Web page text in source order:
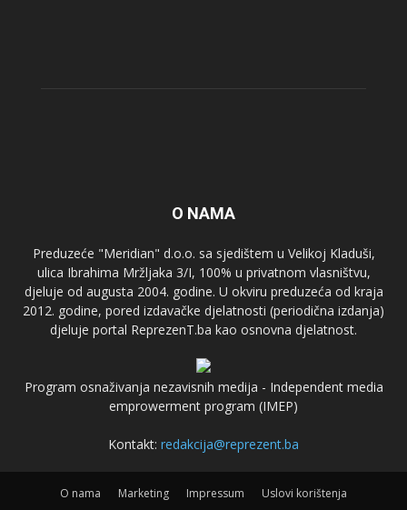
O NAMA
Preduzeće "Meridian" d.o.o. sa sjedištem u Velikoj Kladuši,
ulica Ibrahima Mržljaka 3/I, 100% u privatnom vlasništvu,
djeluje od augusta 2004. godine. U okviru preduzeća od kraja
2012. godine, pored izdavačke djelatnosti (periodična izdanja)
djeluje portal ReprezenT.ba kao osnovna djelatnost.
Program osnaživanja nezavisnih medija - Independent media
emprowerment program (IMEP)
Kontakt: redakcija@reprezent.ba
O nama Marketing Impressum Uslovi korištenja